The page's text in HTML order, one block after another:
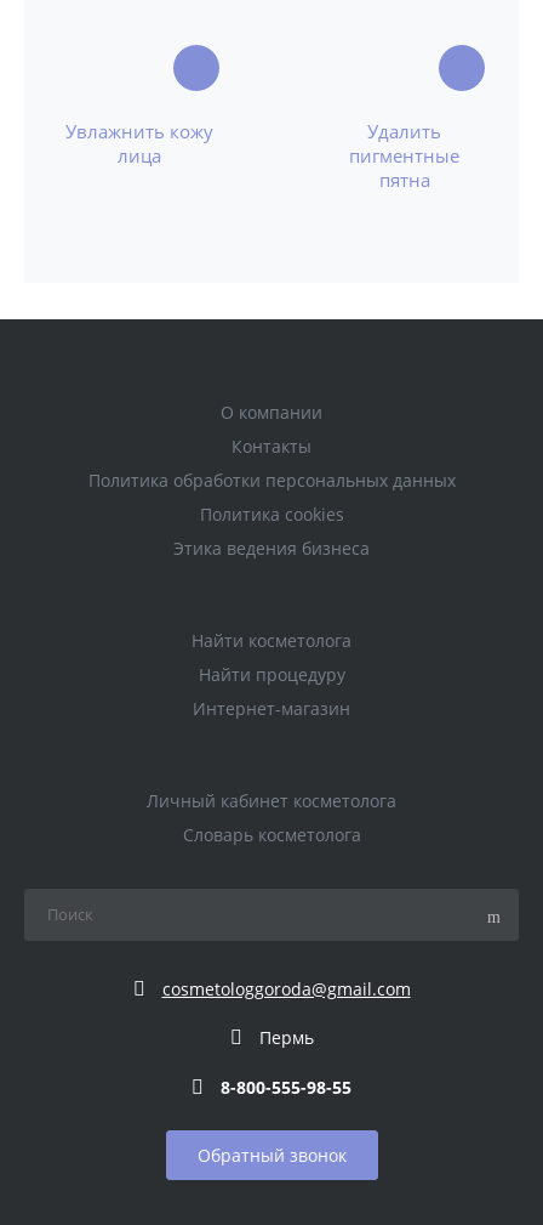
Увлажнить кожу
лица
Удалить
пигментные
пятна
О компании
Контакты
Политика обработки персональных данных
Политика cookies
Этика ведения бизнеса
Найти косметолога
Найти процедуру
Интернет-магазин
Личный кабинет косметолога
Словарь косметолога
cosmetologgoroda@gmail.com
Пермь
8-800-555-98-55
Обратный звонок